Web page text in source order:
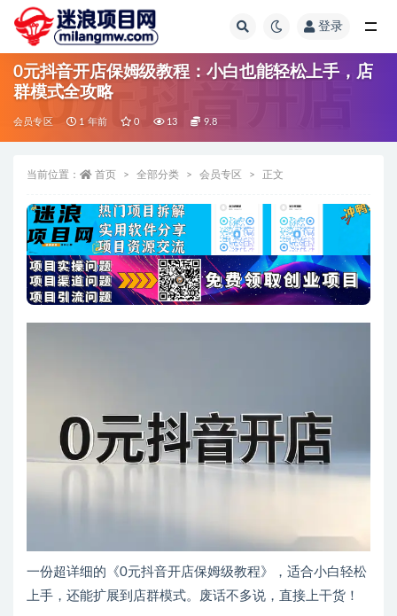
登录
0元抖音开店保姆级教程：小白也能轻松上手，店
群模式全攻略
会员专区 1 年前 0 13 9.8
当前位置： 首页 全部分类 会员专区 正文
一份超详细的《0元抖音开店保姆级教程》，适合小白轻松
上手，还能扩展到店群模式。废话不多说，直接上干货！
全部